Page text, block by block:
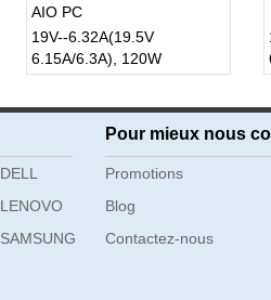
AIO PC
19V--6.32A(19.5V
6.15A/6.3A), 120W
DELL
LENOVO
SAMSUNG
Pour mieux nous
Promotions
Blog
Contactez-nous